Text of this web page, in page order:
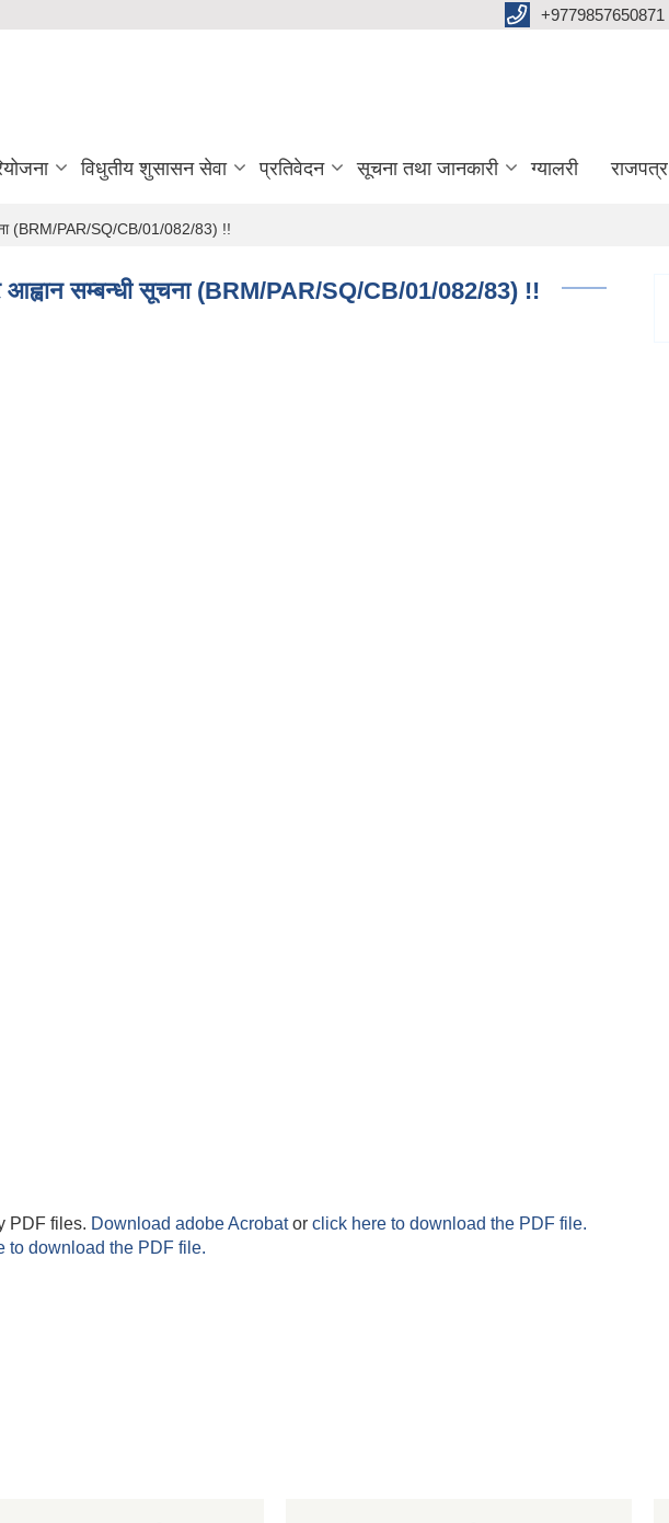
+9779857650871
विधुतीय शुसासन सेवा प्रतिवेदन सूचना तथा जानकारी ग्यालरी राजपत्र
(BRM/PAR/SQ/CB/01/082/83) !!
आह्वान सम्बन्धी सूचना (BRM/PAR/SQ/CB/01/082/83) !!
PDF files. Download adobe Acrobator click here to download the PDF file.
to download the PDF file.